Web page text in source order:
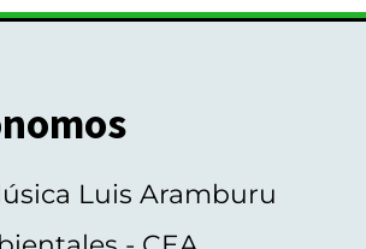
Luis Aramburu